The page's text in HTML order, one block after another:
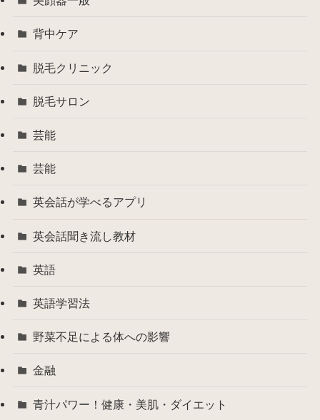
背中ケア
脱毛クリニック
脱毛サロン
芸能
芸能
英会話が学べるアプリ
英会話聞き流し教材
英語
英語学習法
野菜不足による体への影響
金融
青汁パワー！健康・美肌・ダイエット